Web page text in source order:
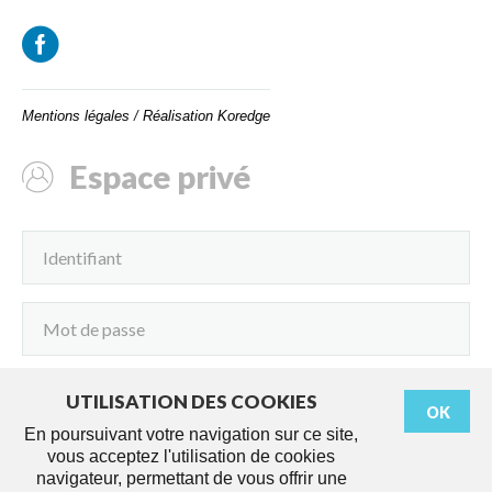
Mentions légales / Réalisation Koredge
Espace privé
OK
UTILISATION DES COOKIES
En poursuivant votre navigation sur ce site,
vous acceptez l'utilisation de cookies
navigateur, permettant de vous offrir une